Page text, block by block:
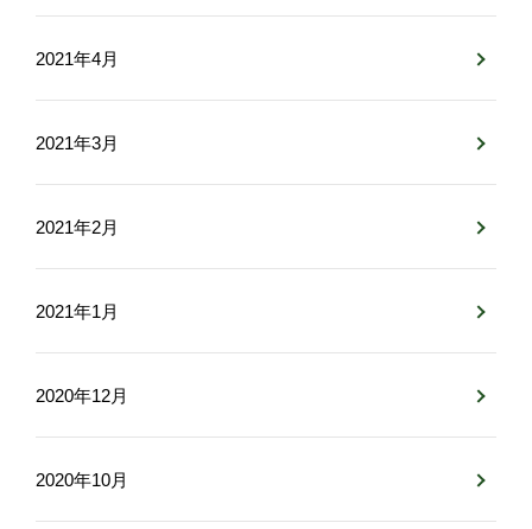
2021年4月
2021年3月
2021年2月
2021年1月
2020年12月
2020年10月